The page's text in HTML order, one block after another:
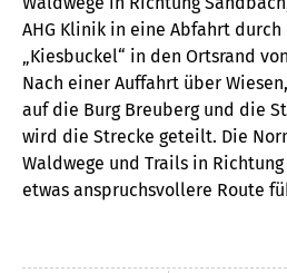
AHG Klinik in eine Abfahrt
„Kiesbuckel“ in den Ortsrand
Nach einer Auffahrt über
auf die Burg Breuberg und die
wird die Strecke geteilt. Die
Waldwege und Trails in
etwas anspruchsvollere Route